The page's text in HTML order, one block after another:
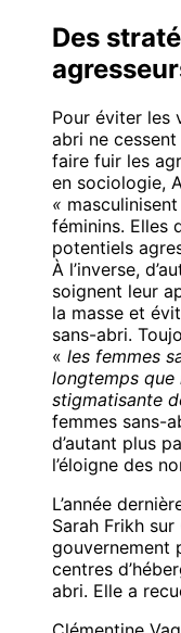
Des
Pour éviter les
abri ne
faire fuir les
en sociologie,
« masculinisent
féminins. Elles
potentiels
À l’inverse,
soignent leur
la masse et
sans-abri.
« les femmes
longtemps que
stigmatisante
femmes sans-
d’autant plus
l’éloigne des
L’année
Sarah Frikh
gouvernement
centres
abri. Elle a